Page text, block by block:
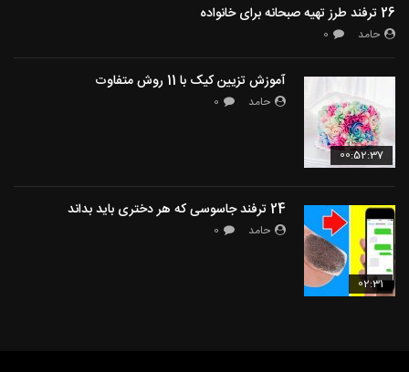
26 ترفند طرز تهیه صبحانه برای خانواده
حامد 0
00:52:37
آموزش تزیین کیک با 11 روش متفاوت
حامد 0
02:31
24 ترفند جاسوسی که هر دختری باید بداند
حامد 0